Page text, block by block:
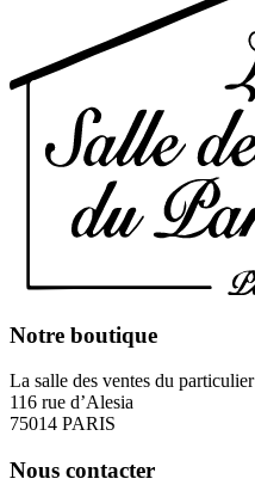
Notre boutique
La salle des ventes du particulier
116 rue d’Alesia
75014 PARIS
Nous contacter